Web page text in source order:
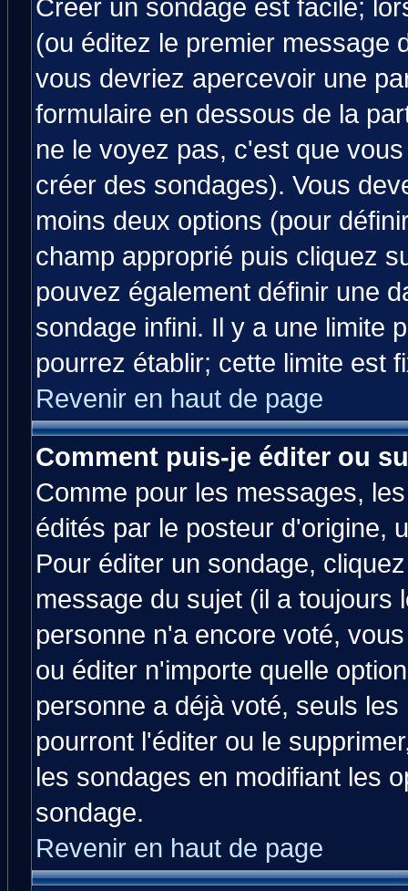
Créer un sondage est facile;
(ou éditez le premier message
vous devriez apercevoir une
formulaire en dessous de la
ne le voyez pas, c'est que
créer des sondages). Vous
moins deux options (pour
champ approprié puis cliquez
pouvez également définir une
sondage infini. Il y a une limite
pourrez établir; cette limite est
Revenir en haut de page
Comment puis-je éditer ou
Comme pour les messages,
édités par le posteur d'origine,
Pour éditer un sondage,
message du sujet (il a toujours
personne n'a encore voté,
ou éditer n'importe quelle
personne a déjà voté, seuls
pourront l'éditer ou le
les sondages en modifiant les
sondage.
Revenir en haut de page